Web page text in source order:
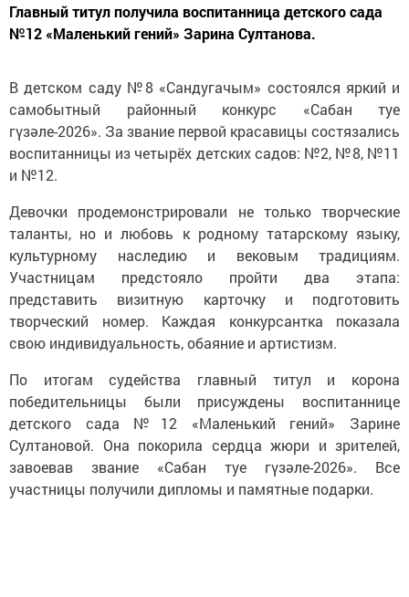
Главный титул получила воспитанница детского сада
№12 «Маленький гений» Зарина Султанова.
В детском саду №8 «Сандугачым» состоялся яркий и
самобытный районный конкурс «Сабан туе
гүзәле-2026». За звание первой красавицы состязались
воспитанницы из четырёх детских садов: №2, №8, №11
и №12.
Девочки продемонстрировали не только творческие
таланты, но и любовь к родному татарскому языку,
культурному наследию и вековым традициям.
Участницам предстояло пройти два этапа:
представить визитную карточку и подготовить
творческий номер. Каждая конкурсантка показала
свою индивидуальность, обаяние и артистизм.
По итогам судейства главный титул и корона
победительницы были присуждены воспитаннице
детского сада №12 «Маленький гений» Зарине
Султановой. Она покорила сердца жюри и зрителей,
завоевав звание «Сабан туе гүзәле-2026». Все
участницы получили дипломы и памятные подарки.